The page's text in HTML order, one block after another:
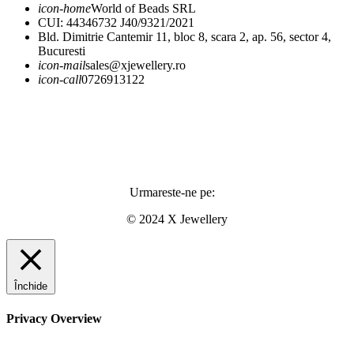
icon-homeWorld of Beads SRL
CUI: 44346732 J40/9321/2021
Bld. Dimitrie Cantemir 11, bloc 8, scara 2, ap. 56, sector 4,
Bucuresti
icon-mailsales@xjewellery.ro
icon-call0726913122
Urmareste-ne pe:
© 2024 X Jewellery
Închide
Privacy Overview